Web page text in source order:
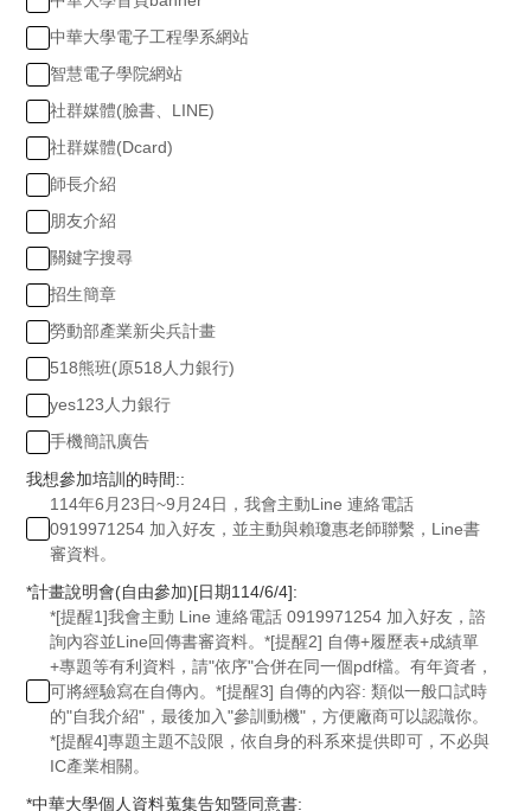
中華大學電子工程學系網站
智慧電子學院網站
社群媒體(臉書、LINE)
社群媒體(Dcard)
師長介紹
朋友介紹
關鍵字搜尋
招生簡章
勞動部產業新尖兵計畫
518熊班(原518人力銀行)
yes123人力銀行
手機簡訊廣告
我想參加培訓的時間::
114年6月23日~9月24日，我會主動Line 連絡電話
0919971254 加入好友，並主動與賴瓊惠老師聯繫，Line書
審資料。
*計畫說明會(自由參加)[日期114/6/4]:
*[提醒1]我會主動 Line 連絡電話 0919971254 加入好友，諮
詢內容並Line回傳書審資料。*[提醒2] 自傳+履歷表+成績單
+專題等有利資料，請"依序"合併在同一個pdf檔。有年資者，
可將經驗寫在自傳內。*[提醒3] 自傳的內容: 類似一般口試時
的"自我介紹"，最後加入"參訓動機"，方便廠商可以認識你。
*[提醒4]專題主題不設限，依自身的科系來提供即可，不必與
IC產業相關。
*中華大學個人資料蒐集告知暨同意書: